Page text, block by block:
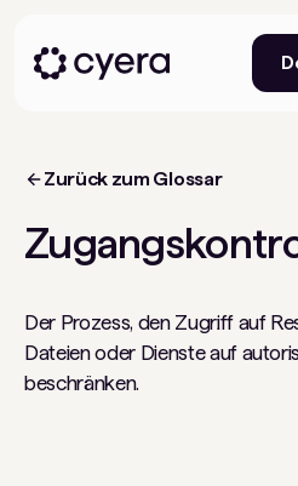
Zurück zum Glossar
Der Prozess, den Zugriff auf
Dateien oder Dienste auf
beschränken.